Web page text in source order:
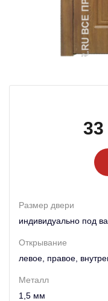
33
Размер двери
индивидуально под
Открывание
левое, правое,
Металл
1,5 мм